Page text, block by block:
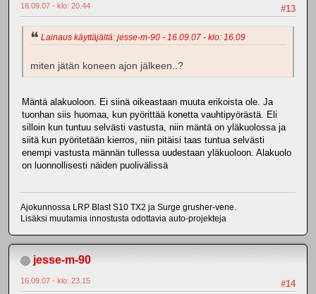
#13
16.09.07 - klo: 20.44
Lainaus käyttäjältä: jesse-m-90 - 16.09.07 - klo: 16.09
miten jätän koneen ajon jälkeen..?
Mäntä alakuoloon. Ei siinä oikeastaan muuta erikoista ole. Ja
tuonhan siis huomaa, kun pyörittää konetta vauhtipyörästä. Eli
silloin kun tuntuu selvästi vastusta, niin mäntä on yläkuolossa ja
siitä kun pyöritetään kierros, niin pitäisi taas tuntua selvästi
enempi vastusta männän tullessa uudestaan yläkuoloon. Alakuolo
on luonnollisesti näiden puolivälissä
Ajokunnossa LRP Blast S10 TX2 ja Surge grusher-vene.
Lisäksi muutamia innostusta odottavia auto-projekteja
jesse-m-90
#14
16.09.07 - klo: 23.15